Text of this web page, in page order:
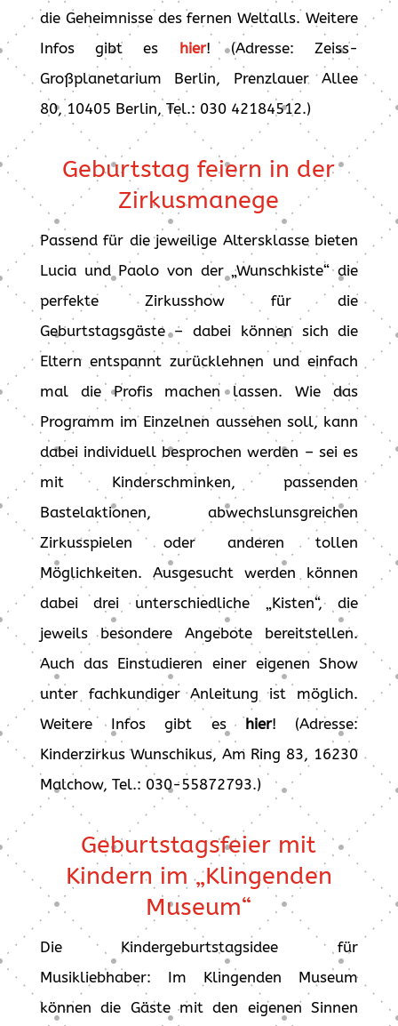
die Geheimnisse des fernen Weltalls. Weitere
Infos gibt es hier! (Adresse: Zeiss-
Großplanetarium Berlin, Prenzlauer Allee
80, 10405 Berlin, Tel.: 030 42184512.)
Geburtstag feiern in der
Zirkusmanege
Passend für die jeweilige Altersklasse bieten
Lucia und Paolo von der „Wunschkiste“ die
perfekte Zirkusshow für die
Geburtstagsgäste – dabei können sich die
Eltern entspannt zurücklehnen und einfach
mal die Profis machen lassen. Wie das
Programm im Einzelnen aussehen soll, kann
dabei individuell besprochen werden – sei es
mit Kinderschminken, passenden
Bastelaktionen, abwechslunsgreichen
Zirkusspielen oder anderen tollen
Möglichkeiten. Ausgesucht werden können
dabei drei unterschiedliche „Kisten“, die
jeweils besondere Angebote bereitstellen.
Auch das Einstudieren einer eigenen Show
unter fachkundiger Anleitung ist möglich.
Weitere Infos gibt eshier! (Adresse:
Kinderzirkus Wunschikus, Am Ring 83, 16230
Malchow, Tel.: 030-55872793.)
Geburtstagsfeier mit
Kindern im „Klingenden
Museum“
Die Kindergeburtstagsidee für
Musikliebhaber: Im Klingenden Museum
können die Gäste mit den eigenen Sinnen